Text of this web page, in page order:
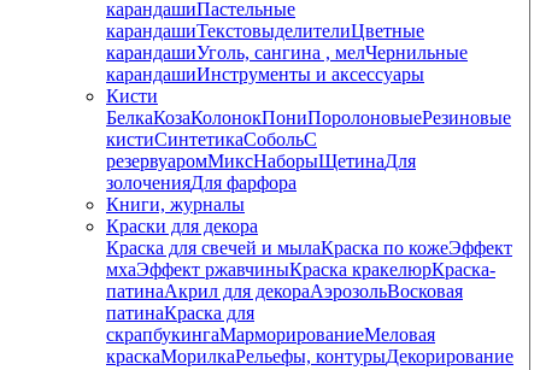
карандашиПастельные
карандашиТекстовыделителиЦветные
карандашиУголь, сангина , мелЧернильные
карандашиИнструменты и аксессуары
Кисти
БелкаКозаКолонокПониПоролоновыеРезиновые
кистиСинтетикаСобольС
резервуаромМиксНаборыЩетинаДля
золоченияДля фарфора
Книги, журналы
Краски для декора
Краска для свечей и мылаКраска по кожеЭффект
мхаЭффект ржавчиныКраска кракелюрКраска-
патинаАкрил для декораАэрозольВосковая
патинаКраска для
скрапбукингаМарморированиеМеловая
краскаМорилкаРельефы, контурыДекорирование